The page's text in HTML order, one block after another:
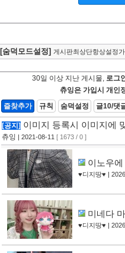
[숨덕모드설정] 게시판최상단항상설정
30일 이상 지난 게시물, 로그
츄잉은 가입시 개인
즐찾추가
규칙 숨덕설정 글10/댓
[공지] 이미지 등록시 이미지에
츄잉 | 2021-08-11 [ 1673 / 0 ]
이노우
♥디지땅♥ |
미네다
♥디지땅♥ |